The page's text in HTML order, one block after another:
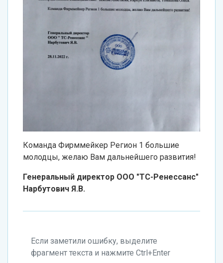
Команда Фирммейкер Регион 1 большие
молодцы, желаю Вам дальнейшего развития!
Генеральный директор ООО "ТС-Ренессанс"
Нарбутович Я.В.
Если заметили ошибку, выделите
фрагмент текста и нажмите Ctrl+Enter